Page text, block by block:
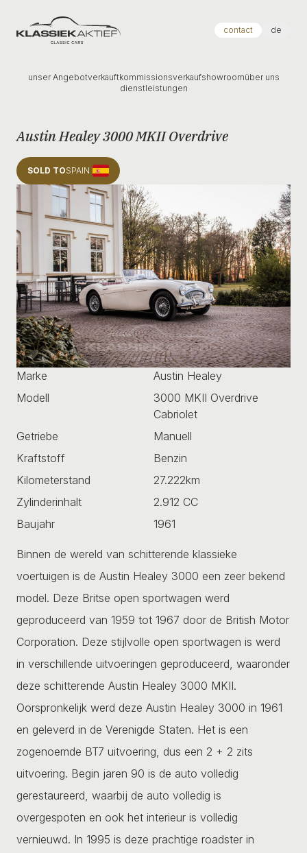
Klassiek Aktief contact de
unser Angebotverkauftkommissionsverkaufshowroomüber uns
dienstleistungen
Austin Healey 3000 MKII Overdrive
SOLD TOSPAIN
Marke
Austin Healey
Modell
3000 MKII Overdrive
Cabriolet
Getriebe
Manuell
Kraftstoff
Benzin
Kilometerstand
27.222km
Zylinderinhalt
2.912 CC
Baujahr
1961
Binnen de wereld van schitterende klassieke
voertuigen is de Austin Healey 3000 een zeer bekend
model. Deze Britse open sportwagen werd
geproduceerd van 1959 tot 1967 door de British Motor
Corporation. Deze stijlvolle open sportwagen is werd
in verschillende uitvoeringen geproduceerd, waaronder
deze schitterende Austin Healey 3000 MKII.
Oorspronkelijk werd deze Austin Healey 3000 in 1961
en geleverd in de Verenigde Staten. Het is een
zogenoemde BT7 uitvoering, dus een 2 + 2 zits
uitvoering. Begin jaren 90 is de auto volledig
gerestaureerd, waarbij de auto volledig is
overgespoten en ook het interieur is volledig
vernieuwd. In 1995 is deze prachtige roadster in